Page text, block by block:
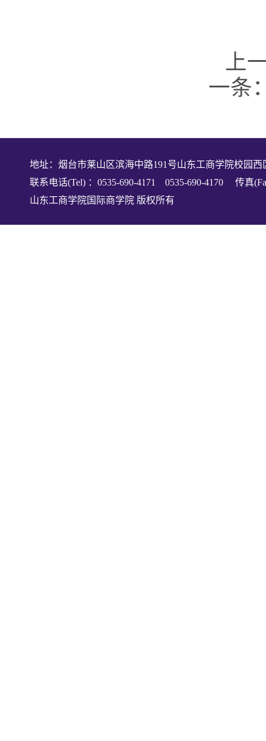
上
一条
地址：烟台市莱山区滨海中路191号山东工商学院校园西
联系电话(Tel) ：0535-690-4171 0535-690-4170 传真
山东工商学院国际商学院 版权所有